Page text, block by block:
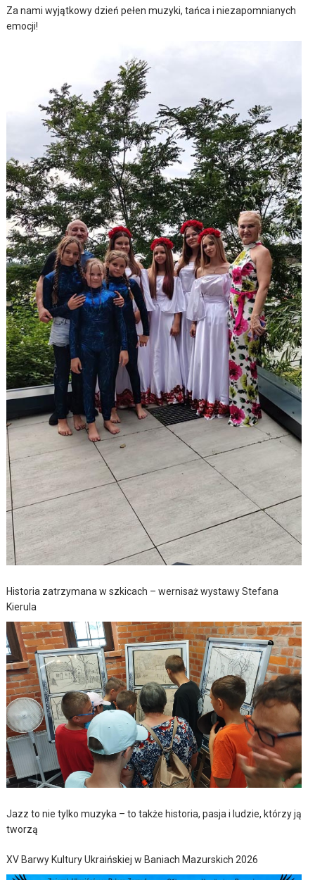
Za nami wyjątkowy dzień pełen muzyki, tańca i niezapomnianych
emocji!
Historia zatrzymana w szkicach – wernisaż wystawy Stefana
Kierula
Jazz to nie tylko muzyka – to także historia, pasja i ludzie, którzy ją
tworzą
XV Barwy Kultury Ukraińskiej w Baniach Mazurskich 2026